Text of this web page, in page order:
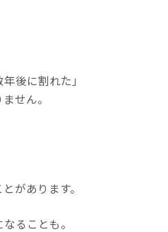
後に割れた」
せん。
があります。
ることも。